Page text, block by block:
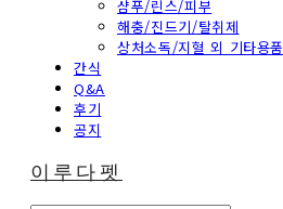
샴푸/린스/피부
해충/진드기/탈취제
상처소독/지혈 외 기타용품
간식
Q&A
후기
공지
이루다펫